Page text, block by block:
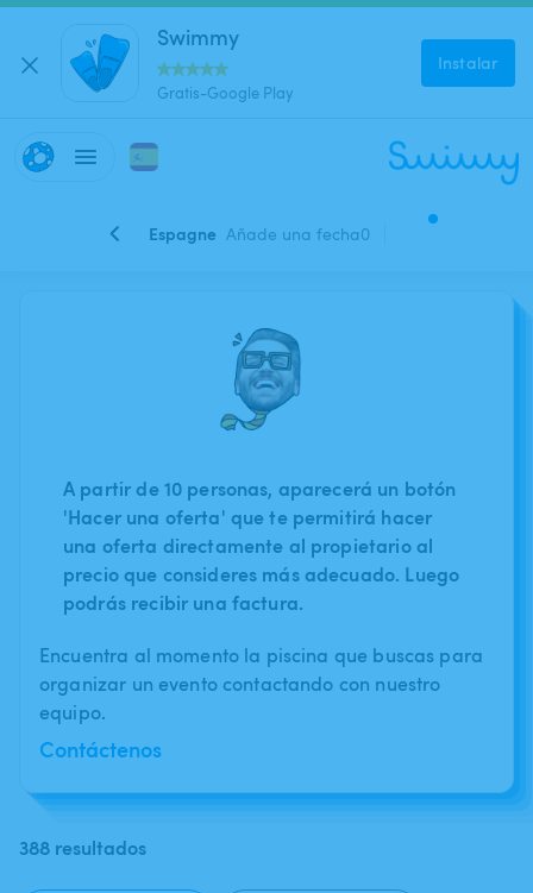
Swimmy
Gratis-Google Play
Instalar
Espagne Añade una fecha0
A partir de 10 personas, aparecerá un botón
'Hacer una oferta' que te permitirá hacer
una oferta directamente al propietario al
precio que consideres más adecuado. Luego
podrás recibir una factura.
Encuentra al momento la piscina que buscas para
organizar un evento contactando con nuestro
equipo.
Contáctenos
388 resultados